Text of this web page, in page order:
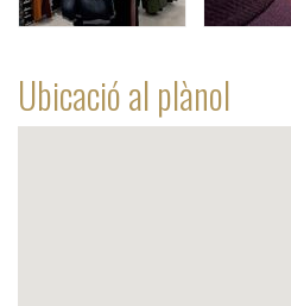
Ubicació al plànol